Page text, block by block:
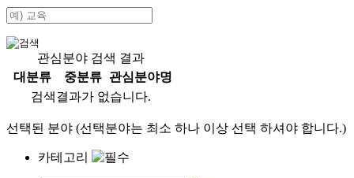
관심분야 검색 결과
대분류
중분류
관심분야명
검색결과가 없습니다.
선택된 분야 (선택분야는 최소 하나 이상 선택 하셔야 합니다.)
카테고리